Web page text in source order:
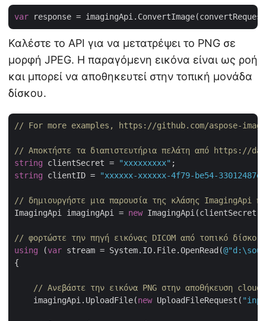
var
Καλέστε το API για να μετατρέψει το PNG σε
μορφή JPEG. Η παραγόμενη εικόνα είναι ως ροή
και μπορεί να αποθηκευτεί στην τοπική μονάδα
δίσκου.
// For more examples, https://github.com/aspose-
// Αποκτήστε τα διαπιστευτήρια πελάτη από https://
string clientSecret = "xxxxxxxxx"
string clientID = "xxxxxx-xxxxxx-4f79-be54-
// δημιουργήστε μια παρουσία της κλάσης ImagingApi
ImagingApi imagingApi = new
// φορτώστε την πηγή εικόνας DICOM από τοπικό δίσκο
using (var stream = System.IO.File.OpenRead(
{
// Ανεβάστε την εικόνα PNG στην αποθήκευση cloud
    imagingApi.UploadFile(
new UploadFileRequest(